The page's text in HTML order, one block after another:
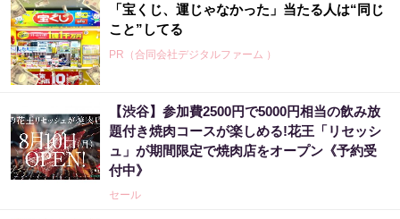
「宝くじ、運じゃなかった」当たる人は“同じ
こと”してる
PR（合同会社デジタルファーム ）
【渋谷】参加費2500円で5000円相当の飲み放
題付き焼肉コースが楽しめる!花王「リセッシ
ュ」が期間限定で焼肉店をオープン《予約受
付中》
セール